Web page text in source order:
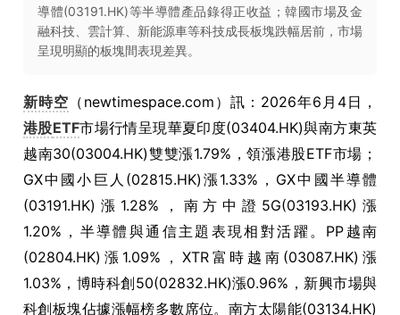
導體(03191.HK)等半導體產品錄得正收益；韓國市場及金
融科技、雲計算、新能源車等科技成長板塊跌幅居前，市場
呈現明顯的板塊間表現差異。
新時空 （newtimespace.com）訊：2026年6月4日，
港股ETF市場行情呈現華夏印度(03404.HK)與南方東英
越南30(03004.HK)雙雙漲1.79%，領漲港股ETF市場；
GX中國小巨人(02815.HK)漲1.33%，GX中國半導體
(03191.HK)漲1.28%，南方中證5G(03193.HK)漲
1.20%，半導體與通信主題表現相對活躍。PP越南
(02804.HK)漲1.09%，XTR富時越南(03087.HK)漲
1.03%，博時科創50(02832.HK)漲0.96%，新興市場與
科創板塊佔據漲幅榜多數席位。南方太陽能(03134.HK)